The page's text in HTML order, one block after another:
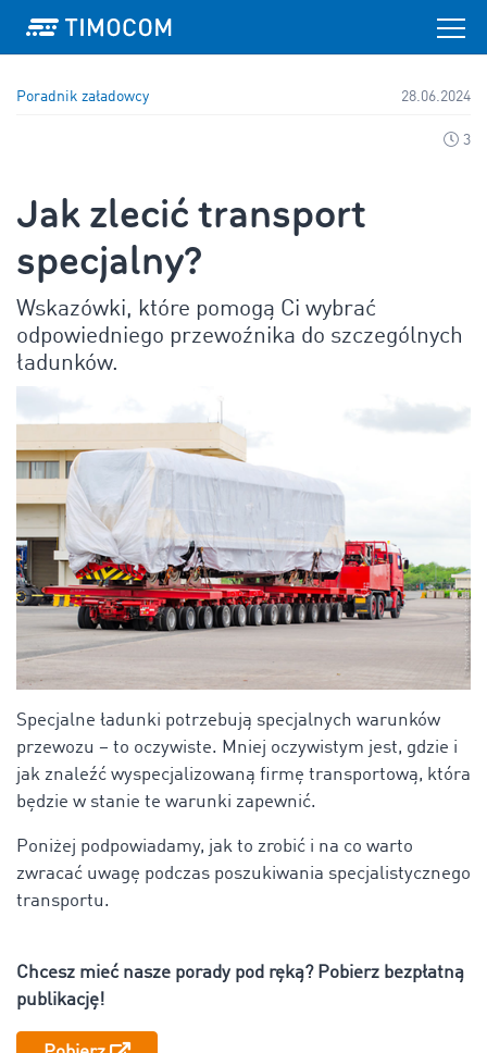
Poradnik załadowcy 28.06.2024
3
Jak zlecić transport
specjalny?
Wskazówki, które pomogą Ci wybrać
odpowiedniego przewoźnika do szczególnych
ładunków.
Specjalne ładunki potrzebują specjalnych warunków
przewozu – to oczywiste. Mniej oczywistym jest, gdzie i
jak znaleźć wyspecjalizowaną firmę transportową, która
będzie w stanie te warunki zapewnić.
Poniżej podpowiadamy, jak to zrobić i na co warto
zwracać uwagę podczas poszukiwania specjalistycznego
transportu.
Chcesz mieć nasze porady pod ręką? Pobierz bezpłatną
publikację!